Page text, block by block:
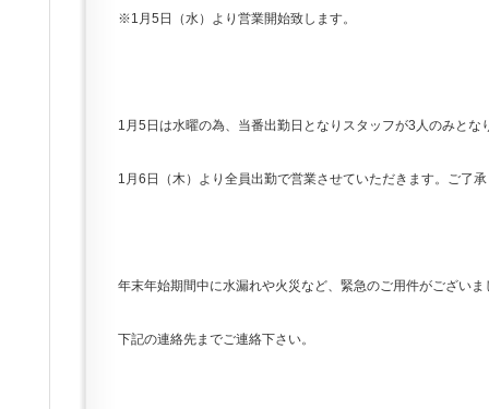
※1月5日（水）より営業開始致します。
1月5日は水曜の為、当番出勤日となりスタッフが3人のみとな
1月6日（木）より全員出勤で営業させていただきます。ご了
年末年始期間中に水漏れや火災など、緊急のご用件がございま
下記の連絡先までご連絡下さい。